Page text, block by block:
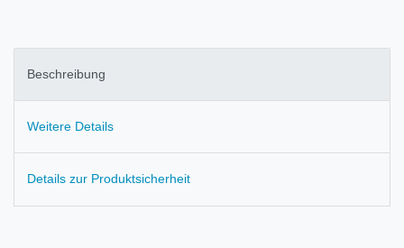
Beschreibung
Weitere Details
Details zur Produktsicherheit